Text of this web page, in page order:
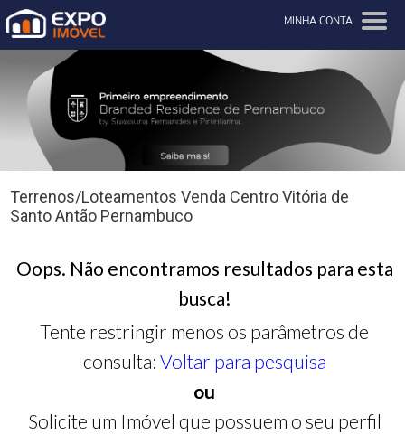
MINHA CONTA
Terrenos/Loteamentos Venda Centro Vitória de
Santo Antão Pernambuco
Oops. Não encontramos resultados para esta
busca!
Tente restringir menos os parâmetros de
consulta: Voltar para pesquisa
ou
Solicite um Imóvel que possuem o seu perfil